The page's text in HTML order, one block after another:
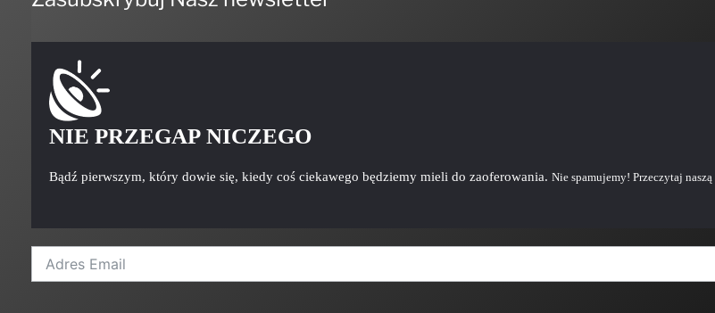
NIE PRZEGAP NICZEGO
Bądź pierwszym, który dowie się, kiedy coś ciekawego będziemy mieli do zaoferowania. Nie spamujemy! Przeczytaj naszą